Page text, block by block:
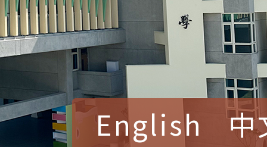
English 中
賀！本校參加桃園市中